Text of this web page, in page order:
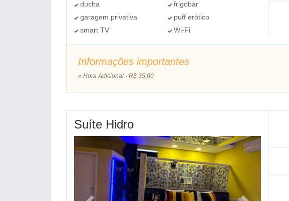
ducha
frigobar
garagem privativa
puff erótico
smart TV
Wi-Fi
Informações importantes
» Hora Adicional - R$ 35,00
Suíte Hidro